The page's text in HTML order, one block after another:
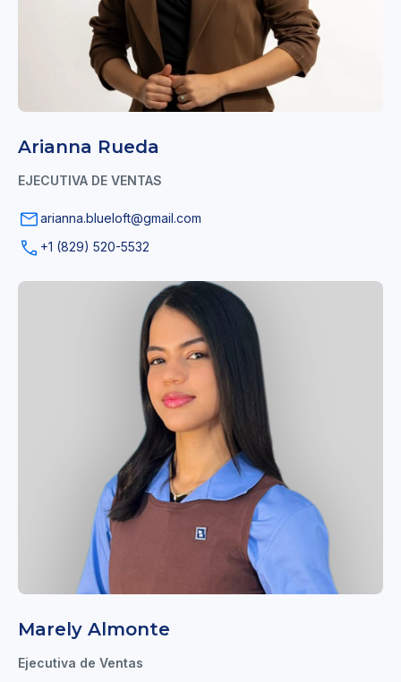
Arianna Rueda
EJECUTIVA DE VENTAS
arianna.blueloft@gmail.com
+1 (829) 520-5532
Marely Almonte
Ejecutiva de Ventas